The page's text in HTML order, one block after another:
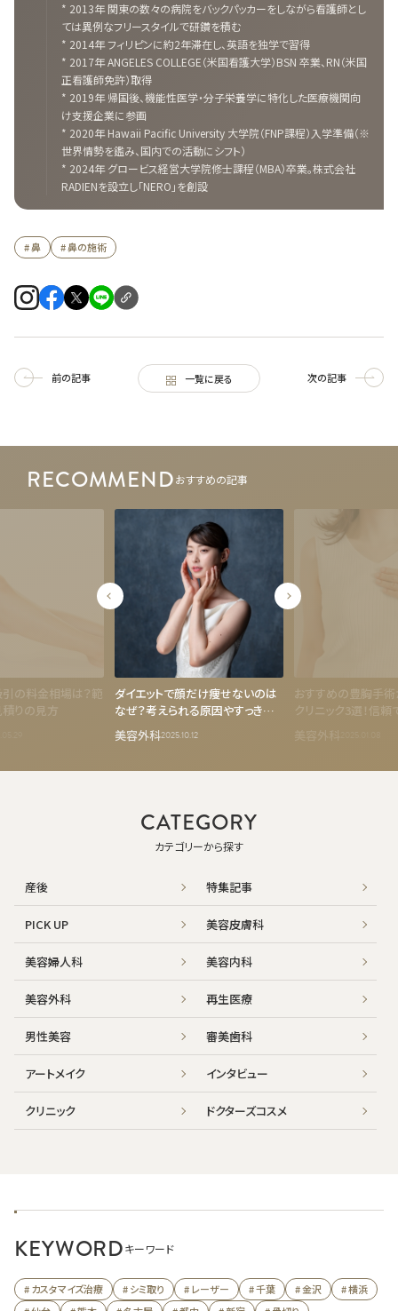
* 2013年 関東の数々の病院をバックパッカーをしながら看護師とし
ては異例なフリースタイルで研鑽を積む
* 2014年 フィリピンに約2年滞在し、英語を独学で習得
* 2017年 ANGELES COLLEGE（米国看護大学）BSN 卒業、RN（米国
正看護師免許）取得
* 2019年 帰国後、機能性医学・分子栄養学に特化した医療機関向
け支援企業に参画
* 2020年 Hawaii Pacific University 大学院（FNP課程）入学準備（※
世界情勢を鑑み、国内での活動にシフト）
* 2024年 グロービス経営大学院修士課程（MBA）卒業。株式会社
RADIENを設立し「NERO」を創設
# 鼻 # 鼻の施術
前の記事 一覧に戻る 次の記事
RECOMMENDおすすめの記事
の料金相場は？範
りの見方
ダイエットで顔だけ痩せないのは
なぜ？考えられる原因やすっきり
小顔を目指せる美容医療7選
美容外科2025.10.12
おすすめの豊胸手
クリニック3選！信頼
クの選び方
美容外科
CATEGORY
カテゴリーから探す
産後 特集記事
PICK UP 美容皮膚科
美容婦人科 美容内科
美容外科 再生医療
男性美容 審美歯科
アートメイク インタビュー
クリニック ドクターズコスメ
KEYWORDキーワード
# カスタマイズ治療 # シミ取り # レーザー # 千葉 # 金沢
# 横浜